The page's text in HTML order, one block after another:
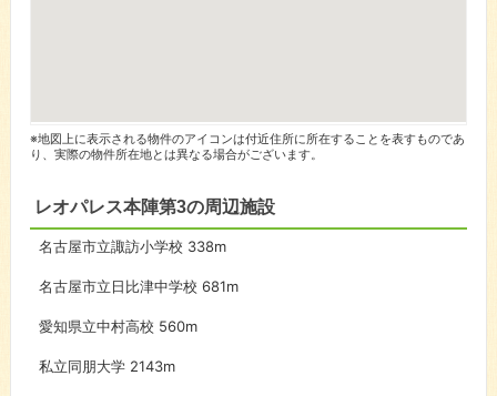
※地図上に表示される物件のアイコンは付近住所に所在することを表すものであ
り、実際の物件所在地とは異なる場合がございます。
レオパレス本陣第3の周辺施設
名古屋市立諏訪小学校 338m
名古屋市立日比津中学校 681m
愛知県立中村高校 560m
私立同朋大学 2143m